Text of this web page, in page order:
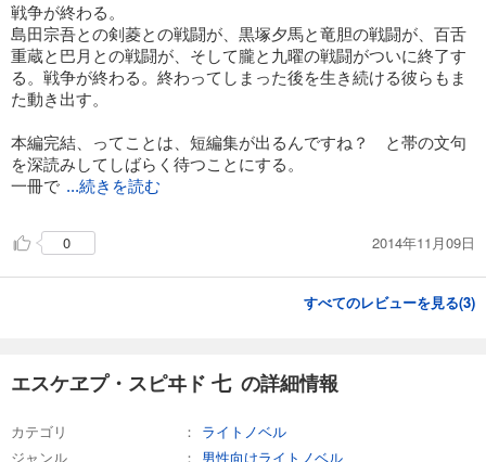
戦争が終わる。
島田宗吾との剣菱との戦闘が、黒塚夕馬と竜胆の戦闘が、百舌
重蔵と巴月との戦闘が、そして朧と九曜の戦闘がついに終了す
る。戦争が終わる。終わってしまった後を生き続ける彼らもま
た動き出す。
本編完結、ってことは、短編集が出るんですね？ と帯の文句
を深読みしてしばらく待つことにする。
一冊で ...続きを読む
0 2014年11月09日
すべてのレビューを見る(3)
エスケヱプ・スピヰド 七 の詳細情報
カテゴリ
ライトノベル
ジャンル
男性向けライトノベル